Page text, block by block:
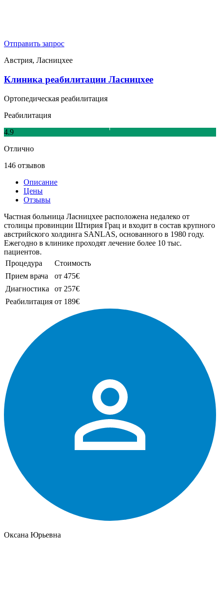
Отправить запрос
Австрия, Ласницхее
Клиника реабилитации Ласницхее
Ортопедическая реабилитация
Реабилитация
4.9
Отлично
146 отзывов
Описание
Цены
Отзывы
Частная больница Ласницхее расположена недалеко от
столицы провинции Штирия Грац и входит в состав крупного
австрийского холдинга SANLAS, основанного в 1980 году.
Ежегодно в клинике проходят лечение более 10 тыс.
пациентов.
Процедура
Стоимость
Прием врача
от 475€
Диагностика
от 257€
Реабилитация от 189€
Оксана Юрьевна